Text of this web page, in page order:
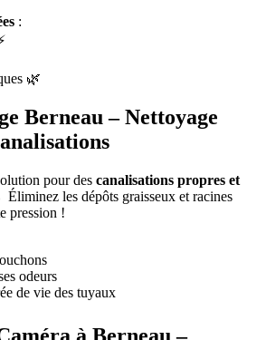
:
🌿
Berneau – Nettoyage
pour des canalisations propres et
Éliminez les dépôts graisseux et racines
pression !
odeurs
de vie des tuyaux